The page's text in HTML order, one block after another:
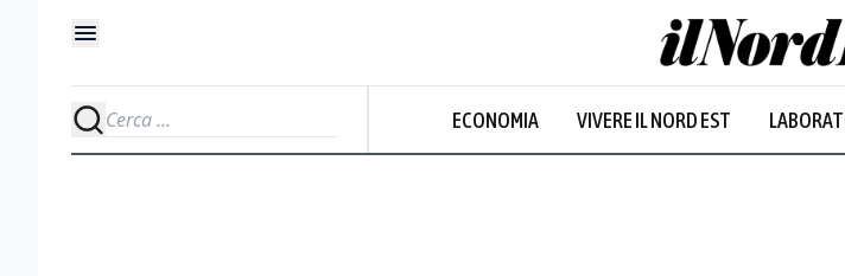
ECONOMIA VIVERE IL NORD EST